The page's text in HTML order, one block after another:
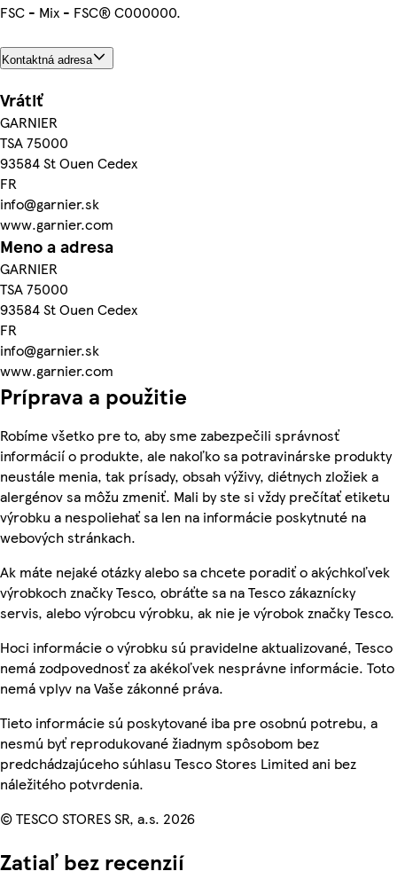
FSC - Mix - FSC® C000000.
Kontaktná adresa
Vrátiť
GARNIER
TSA 75000
93584 St Ouen Cedex
FR
info@garnier.sk
www.garnier.com
Meno a adresa
GARNIER
TSA 75000
93584 St Ouen Cedex
FR
info@garnier.sk
www.garnier.com
Príprava a použitie
Robíme všetko pre to, aby sme zabezpečili správnosť
informácií o produkte, ale nakoľko sa potravinárske produkty
neustále menia, tak prísady, obsah výživy, diétnych zložiek a
alergénov sa môžu zmeniť. Mali by ste si vždy prečítať etiketu
výrobku a nespoliehať sa len na informácie poskytnuté na
webových stránkach.
Ak máte nejaké otázky alebo sa chcete poradiť o akýchkoľvek
výrobkoch značky Tesco, obráťte sa na Tesco zákaznícky
servis, alebo výrobcu výrobku, ak nie je výrobok značky Tesco.
Hoci informácie o výrobku sú pravidelne aktualizované, Tesco
nemá zodpovednosť za akékoľvek nesprávne informácie. Toto
nemá vplyv na Vaše zákonné práva.
Tieto informácie sú poskytované iba pre osobnú potrebu, a
nesmú byť reprodukované žiadnym spôsobom bez
predchádzajúceho súhlasu Tesco Stores Limited ani bez
náležitého potvrdenia.
© TESCO STORES SR, a.s. 2026
Zatiaľ bez recenzií